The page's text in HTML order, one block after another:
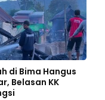
di Bima Hangus
Belasan KK